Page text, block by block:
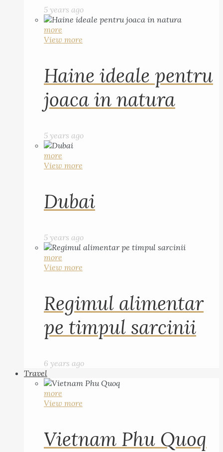
5 years ago
more
View more
Haine ideale pentru
joaca in natura
5 years ago
more
View more
Dubai
5 years ago
more
View more
Regimul alimentar
pe timpul sarcinii
6 years ago
Travel
more
View more
Vietnam Phu Quoq